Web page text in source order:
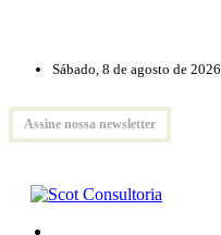
Sábado, 8 de agosto de 2026
Assine nossa newsletter